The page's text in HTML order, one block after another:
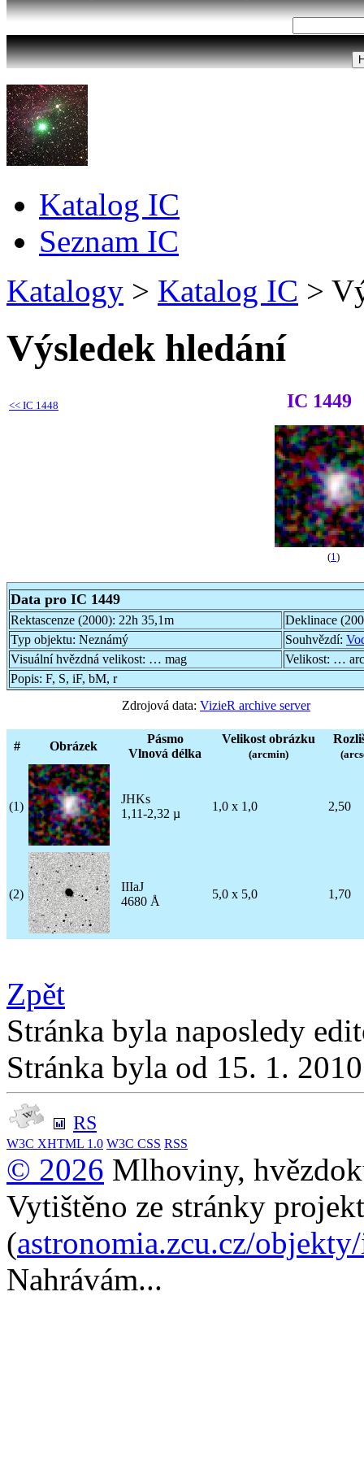
Katalog IC
Seznam IC
Katalogy > Katalog IC >
Výsledek hledání
<< IC 1448 IC 1449
(1 )
Data pro IC 1449
Rektascenze (2000): 22h 35,1m
Deklinace
Typ objektu: Neznámý Souhvězdí:
Visuální hvězdná velikost: … mag Velikost: …
Popis: F, S, iF, bM, r
Zdrojová data: VizieR archive server
# Obrázek
Pásmo
Vlnová délka
Velikost obrázku
(arcmin)
(1)
JHKs
1,11-2,32 µ
1,0 x 1,0 2,50
(2)
IIIaJ
4680 Å
5,0 x 5,0 1,70
Zpět
Stránka byla naposledy
Stránka byla od 15. 1.
RS
W3C XHTML 1.0 W3C CSS RSS
© 2026 Mlhoviny,
Vytištěno ze stránky
(astronomia.zcu.cz/
Nahrávám...